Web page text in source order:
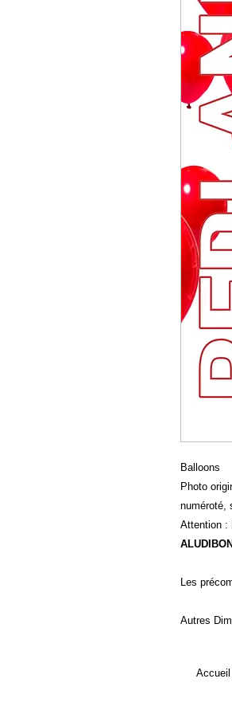
Balloons
Photo
numéroté,
Attention :
Les
Autres
Accueil